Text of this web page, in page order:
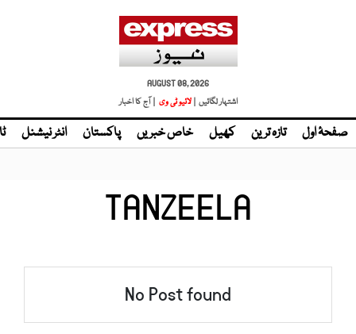
AUGUST 08, 2026
اشتہار لگائیں | لائیو ٹی وی | آج کا اخبار
صفحۂ اول تازہ ترین کھیل خاص خبریں پاکستان انٹر نیشنل
TANZEELA
No Post found